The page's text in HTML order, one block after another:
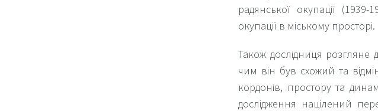
радянської окупації
окупації в міському просторі.
Також дослідниця розгляне
чим він був схожий та
кордонів, простору та
дослідження націлений